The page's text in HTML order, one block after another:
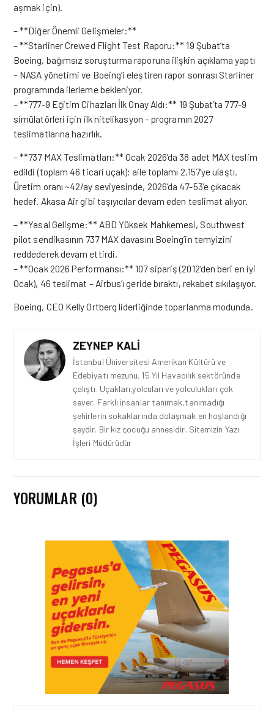
aşmak için).
– **Diğer Önemli Gelişmeler:**
– **Starliner Crewed Flight Test Raporu:** 19 Şubat’ta
Boeing, bağımsız soruşturma raporuna ilişkin açıklama yaptı
– NASA yönetimi ve Boeing’i eleştiren rapor sonrası Starliner
programında ilerleme bekleniyor.
– **777-9 Eğitim Cihazları İlk Onay Aldı:** 19 Şubat’ta 777-9
simülatörleri için ilk nitelikasyon – programın 2027
teslimatlarına hazırlık.
– **737 MAX Teslimatları:** Ocak 2026’da 38 adet MAX teslim
edildi (toplam 46 ticari uçak); aile toplamı 2.157’ye ulaştı.
Üretim oranı ~42/ay seviyesinde, 2026’da 47-53’e çıkacak
hedef. Akasa Air gibi taşıyıcılar devam eden teslimat alıyor.
– **Yasal Gelişme:** ABD Yüksek Mahkemesi, Southwest
pilot sendikasının 737 MAX davasını Boeing’in temyizini
reddederek devam ettirdi.
– **Ocak 2026 Performansı:** 107 sipariş (2012’den beri en iyi
Ocak), 46 teslimat – Airbus’ı geride bıraktı, rekabet sıkılaşıyor.
Boeing, CEO Kelly Ortberg liderliğinde toparlanma modunda.
ZEYNEP KALI
İstanbul Üniversitesi Amerikan Kültürü ve
Edebiyatı mezunu. 15 Yıl Havacılık sektöründe
çalıştı. Uçakları,yolcuları ve yolculukları çok
sever. Farklı insanlar tanımak,tanımadığı
şehirlerin sokaklarında dolaşmak en hoşlandığı
şeydir. Bir kız çocuğu annesidir. Sitemizin Yazı
İşleri Müdürüdür
YORUMLAR (0)
HAVACILIK • 06 AĞU 2026
HITIT BILIŞIM 500’DE
SEKTÖREL YAZILIM
BIRINCISI
HAVACILIK • 05 AĞU 2026
YAKIT MALIYETLERINDEKI
YÜZDE 46’LIK ARTIŞA
KARŞI HANGI ÖNLEMLER
ALINIYOR?